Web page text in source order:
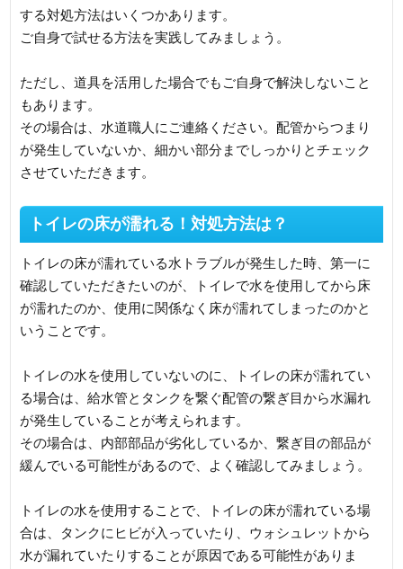
する対処方法はいくつかあります。
ご自身で試せる方法を実践してみましょう。
ただし、道具を活用した場合でもご自身で解決しないこと
もあります。
その場合は、水道職人にご連絡ください。配管からつまり
が発生していないか、細かい部分までしっかりとチェック
させていただきます。
トイレの床が濡れる！対処方法は？
トイレの床が濡れている水トラブルが発生した時、第一に
確認していただきたいのが、トイレで水を使用してから床
が濡れたのか、使用に関係なく床が濡れてしまったのかと
いうことです。
トイレの水を使用していないのに、トイレの床が濡れてい
る場合は、給水管とタンクを繋ぐ配管の繋ぎ目から水漏れ
が発生していることが考えられます。
その場合は、内部部品が劣化しているか、繋ぎ目の部品が
緩んでいる可能性があるので、よく確認してみましょう。
トイレの水を使用することで、トイレの床が濡れている場
合は、タンクにヒビが入っていたり、ウォシュレットから
水が漏れていたりすることが原因である可能性がありま